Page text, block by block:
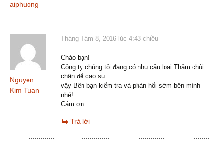
aiphuong
Nguyen
Kim Tuan
Tháng Tám 8, 2016 lúc 4:43 chiều
Chào bạn!
Công ty chúng tôi đang có nhu cầu loại Thảm chùi
chân đế cao su.
vậy Bên bạn kiểm tra và phản hổi sớm bên mình
nhé!
Cám ơn
Trả lời